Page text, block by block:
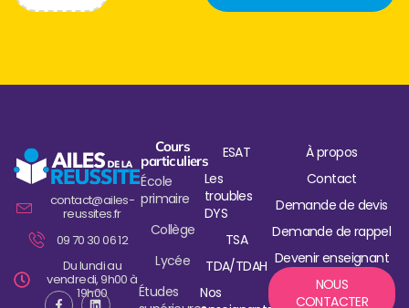
contact@ailes-
reussites.fr
09 70 30 06 12
Du lundi au
vendredi, 9h00 à
19h00
Cours
particuliers
École
primaire
Collège
Lycée
Études
ESAT
Les
troubles
DYS
TSA
TDA/TDAH
Nos
À propos
Contact
Demande de devis
Demande de rappel
Devenir enseignant
NOUS
CONTACTER